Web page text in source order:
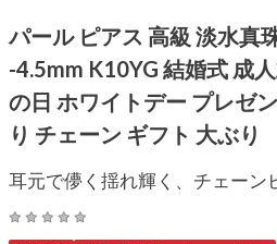
パール ピアス 高級 淡水真
-4.5mm K10YG 結婚式 成
の日 ホワイトデー プレゼ
り チェーン ギフト 大ぶり
耳元で儚く揺れ輝く、チェーン